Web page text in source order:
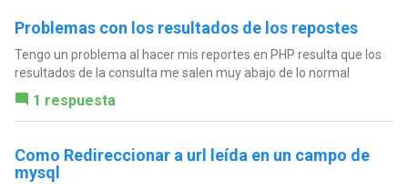
Problemas con los resultados de los repostes
Tengo un problema al hacer mis reportes en PHP resulta que los
resultados de la consulta me salen muy abajo de lo normal
1 respuesta
Como Redireccionar a url leída en un campo de
mysql